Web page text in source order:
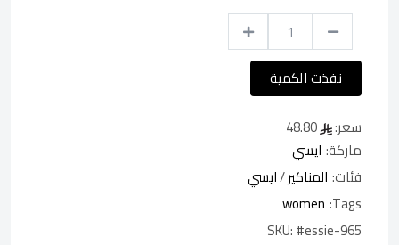
نفذت الكمية
سعر:
ماركة: ايسي
فئات: المناكير/ايسي
Tags:
women
SKU:#essie-965